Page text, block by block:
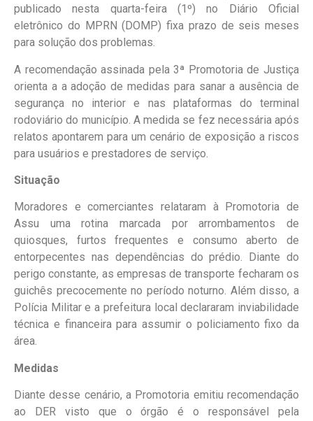
publicado nesta quarta-feira (1º) no Diário Oficial
eletrônico do MPRN (DOMP) fixa prazo de seis meses
para solução dos problemas.
A recomendação assinada pela 3ª Promotoria de Justiça
orienta a a adoção de medidas para sanar a ausência de
segurança no interior e nas plataformas do terminal
rodoviário do município. A medida se fez necessária após
relatos apontarem para um cenário de exposição a riscos
para usuários e prestadores de serviço.
Situação
Moradores e comerciantes relataram à Promotoria de
Assu uma rotina marcada por arrombamentos de
quiosques, furtos frequentes e consumo aberto de
entorpecentes nas dependências do prédio. Diante do
perigo constante, as empresas de transporte fecharam os
guichês precocemente no período noturno. Além disso, a
Polícia Militar e a prefeitura local declararam inviabilidade
técnica e financeira para assumir o policiamento fixo da
área.
Medidas
Diante desse cenário, a Promotoria emitiu recomendação
ao DER visto que o órgão é o responsável pela